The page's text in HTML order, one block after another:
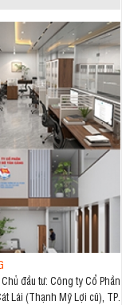
đầu tư: Công ty Cổ Phần
Lái (Thạnh Mỹ Lợi cũ), TP.